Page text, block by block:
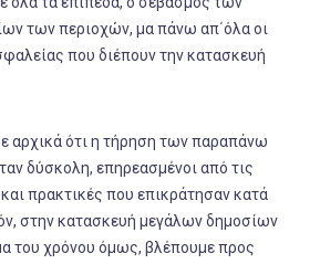
των περιοχών, μα πάνω απ΄όλα οι
που διέπουν την κατασκευή
αρχικά ότι η τήρηση των παραπάνω
δύσκολη, επηρεασμένοι από τις
πρακτικές που επικράτησαν κατά
στην κατασκευή μεγάλων δημοσίων
του χρόνου όμως, βλέπουμε προς